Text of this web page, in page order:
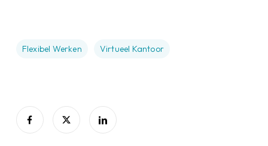
Flexibel Werken Virtueel Kantoor